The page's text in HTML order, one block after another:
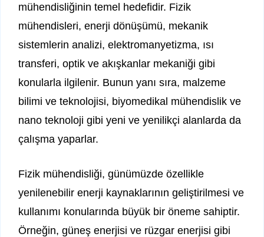
mühendisliğinin temel hedefidir. Fizik
mühendisleri, enerji dönüşümü, mekanik
sistemlerin analizi, elektromanyetizma, ısı
transferi, optik ve akışkanlar mekaniği gibi
konularla ilgilenir. Bunun yanı sıra, malzeme
bilimi ve teknolojisi, biyomedikal mühendislik ve
nano teknoloji gibi yeni ve yenilikçi alanlarda da
çalışma yaparlar.
Fizik mühendisliği, günümüzde özellikle
yenilenebilir enerji kaynaklarının geliştirilmesi ve
kullanımı konularında büyük bir öneme sahiptir.
Örneğin, güneş enerjisi ve rüzgar enerjisi gibi